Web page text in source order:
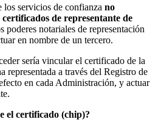
servicios de confianza no
de representante de
poderes notariales de representación
en nombre de un tercero.
sería vincular el certificado de la
representada a través del Registro de
en cada Administración, y actuar
el certificado (chip)?